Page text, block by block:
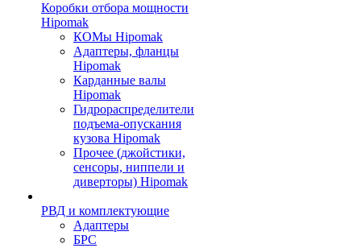
Коробки отбора мощности
Hipomak
КОМы Hipomak
Адаптеры, фланцы
Hipomak
Карданные валы
Hipomak
Гидрораспределители
подъема-опускания
кузова Hipomak
Прочее (джойстики,
сенсоры, ниппели и
диверторы) Hipomak
РВД и комплектующие
Адаптеры
БРС